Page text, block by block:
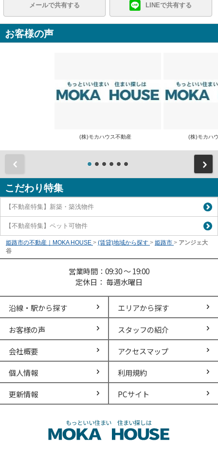
メールで共有する LINEで共有する
お客様の声
(株)モカハウス不動産 (株)モカハ
こだわり特集
【不動産特集】新築・築浅物件
【不動産特集】ペット可物件
姫路市の不動産｜MOKA HOUSE > (賃貸)地域から探す > 姫路市 > アンジェ大
谷
営業時間：09:30 ～ 19:00
定休日： 毎週水曜日
沿線・駅から探す エリアから探す
お客様の声 スタッフの紹介
会社概要 アクセスマップ
個人情報 利用規約
更新情報 PCサイト